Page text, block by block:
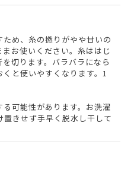
め、糸の撚りがやや甘いの
お使いください。糸ははじ
切ります。バラバラになら
と使いやすくなります。1
可能性があります。お洗濯
きせず手早く脱水し干して